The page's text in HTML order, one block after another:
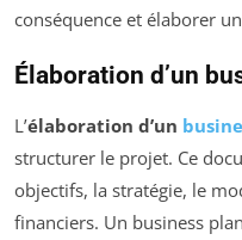
conséquence et élaborer
Élaboration d’un
L’élaboration d’un
structurer le projet. Ce
objectifs, la stratégie, le
financiers. Un business